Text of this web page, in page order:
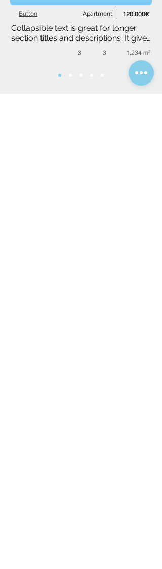
Apartment
Button 120.000€
Collapsible text is great for longer
section titles and descriptions. It gives
people access to all the info they
need, while keeping your layout
clean. Link your text to anything, or
set your text box to expand on click.
3 3 1,234 m²